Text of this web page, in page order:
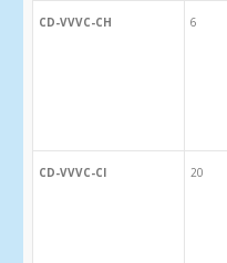
CD-VVVC-CH 6
CD-VVVC-CI 20